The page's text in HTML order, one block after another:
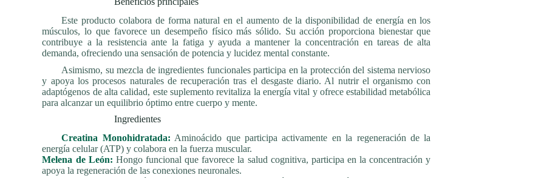
Este producto colabora de forma natural en el aumento de la disponibilidad de energía en los
músculos, lo que favorece un desempeño físico más sólido. Su acción proporciona bienestar que
contribuye a la resistencia ante la fatiga y ayuda a mantener la concentración en tareas de alta
demanda, ofreciendo una sensación de potencia y lucidez mental constante.
Asimismo, su mezcla de ingredientes funcionales participa en la protección del sistema nervioso
y apoya los procesos naturales de recuperación tras el desgaste diario. Al nutrir el organismo con
adaptógenos de alta calidad, este suplemento revitaliza la energía vital y ofrece estabilidad metabólica
para alcanzar un equilibrio óptimo entre cuerpo y mente.
Ingredientes
Creatina Monohidratada: Aminoácido que participa activamente en la regeneración de la
energía celular (ATP) y colabora en la fuerza muscular.
Melena de León: Hongo funcional que favorece la salud cognitiva, participa en la concentración y
apoya la regeneración de las conexiones neuronales.